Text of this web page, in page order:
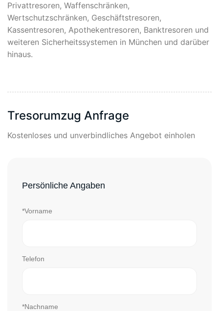
Privattresoren, Waffenschränken,
Wertschutzschränken, Geschäftstresoren,
Kassentresoren, Apothekentresoren, Banktresoren und
weiteren Sicherheitssystemen in München und darüber
hinaus.
Tresorumzug Anfrage
Kostenloses und unverbindliches Angebot einholen
Persönliche Angaben
*Vorname
Telefon
*Nachname